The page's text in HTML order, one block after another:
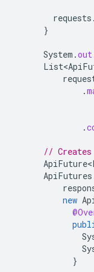
requests .
}
System .out
.
.
//
ApiFutures
new
}